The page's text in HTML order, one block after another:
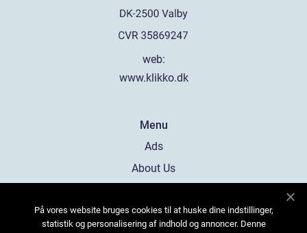
web:
www.klikko.dk
Menu
Ads
About Us
Contact
På vores website bruges cookies til at huske dine indstillinger,
statistik og personalisering af indhold og annoncer. Denne